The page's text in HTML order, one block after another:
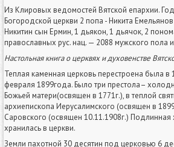
Из Клировых ведомостей Вятской епархии.
Богородской церкви 2 попа - Никита
Никитин сын Ермин, 1 дьякон, 1 дьячок, 2
православных рус. нац. — 2088 мужского пола
Настольная книга о церквях и духовенстве
Теплая каменная церковь перестроена была
февраля 1899года. Было три престола–
Божьей матери(освящен в 1771г.), в теплой
архиепископа Иерусалимского (освящен в
Саровского (освящен 10.11.1908г.)
хранилась в церкви.
Земли пахотной 30 десятин под церковью 6